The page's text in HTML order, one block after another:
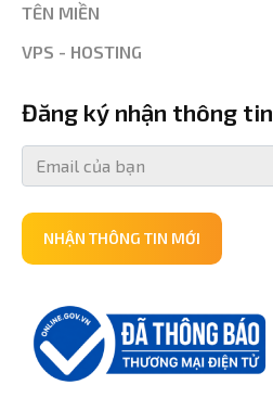
TÊN MIỀN
VPS - HOSTING
Đăng ký nhận thông tin
NHẬN THÔNG TIN MỚI